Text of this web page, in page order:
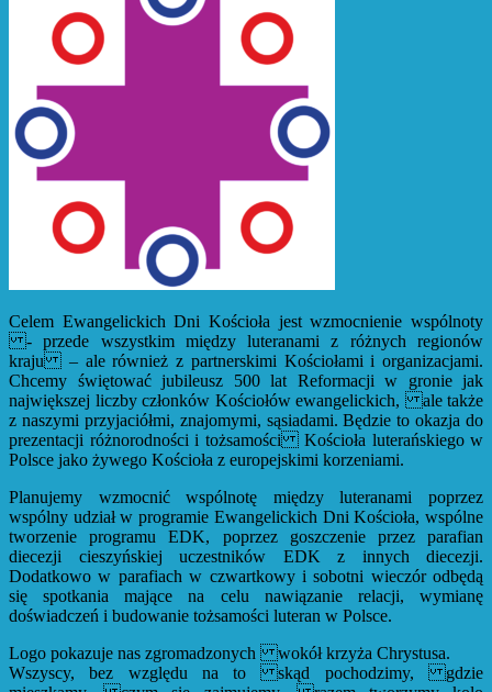
Celem Ewangelickich Dni Kościoła jest wzmocnienie wspólnoty
- przede wszystkim między luteranami z różnych regionów
kraju – ale również z partnerskimi Kościołami i organizacjami.
Chcemy świętować jubileusz 500 lat Reformacji w gronie jak
największej liczby członków Kościołów ewangelickich, ale także
z naszymi przyjaciółmi, znajomymi, sąsiadami. Będzie to okazja do
prezentacji różnorodności i tożsamości Kościoła luterańskiego w
Polsce jako żywego Kościoła z europejskimi korzeniami.
Planujemy wzmocnić wspólnotę między luteranami poprzez
wspólny udział w programie Ewangelickich Dni Kościoła, wspólne
tworzenie programu EDK, poprzez goszczenie przez parafian
diecezji cieszyńskiej uczestników EDK z innych diecezji.
Dodatkowo w parafiach w czwartkowy i sobotni wieczór odbędą
się spotkania mające na celu nawiązanie relacji, wymianę
doświadczeń i budowanie tożsamości luteran w Polsce.
Logo pokazuje nas zgromadzonych wokół krzyża Chrystusa.
Wszyscy, bez względu na to skąd pochodzimy, gdzie